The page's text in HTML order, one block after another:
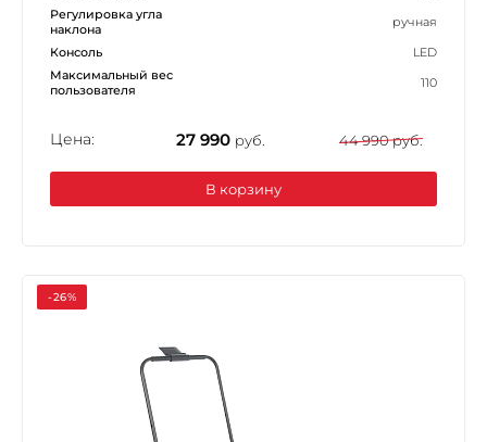
Регулировка угла
наклона
ручная
Консоль
LED
Максимальный вес
пользователя
110
Цена: 27 990 руб. 44 990 руб.
В корзину
-26%